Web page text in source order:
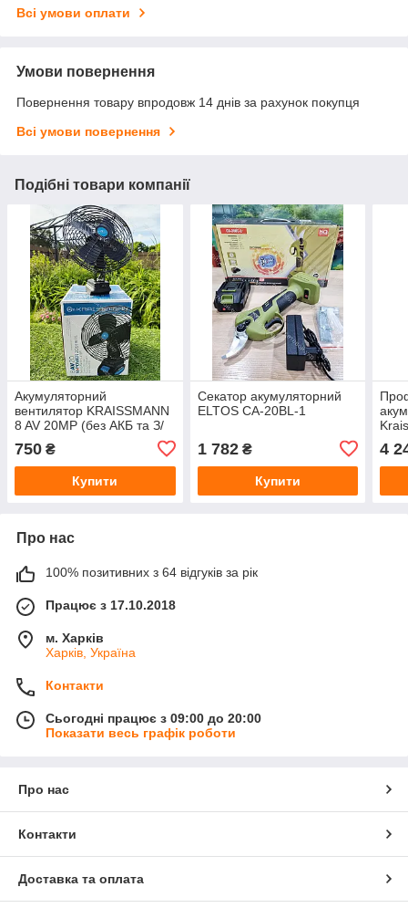
Всі умови оплати
Умови повернення
Повернення товару впродовж 14 днів за рахунок покупця
Всі умови повернення
Подібні товари компанії
Акумуляторний
вентилятор KRAISSMANN
8 AV 20MP (без АКБ та З/
750 ₴
Купити
Секатор акумуляторний
ELTOS CA-20BL-1
1 782₴
Купити
4
Про нас
100% позитивних з 64 відгуків за рік
Працює з 17.10.2018
м. Харків
Харків, Україна
Контакти
Сьогодні працює з 09:00 до 20:00
Показати весь графік роботи
Про нас
Контакти
Доставка та оплата